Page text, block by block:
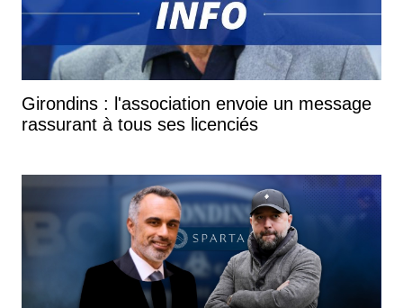
Girondins : l'association envoie un message
rassurant à tous ses licenciés